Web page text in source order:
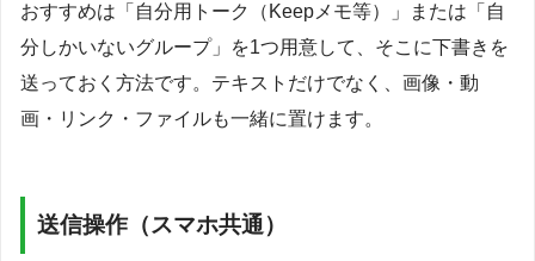
おすすめは「自分用トーク（Keepメモ等）」または「自
分しかいないグループ」を1つ用意して、そこに下書きを
送っておく方法です。テキストだけでなく、画像・動
画・リンク・ファイルも一緒に置けます。
送信操作（スマホ共通）